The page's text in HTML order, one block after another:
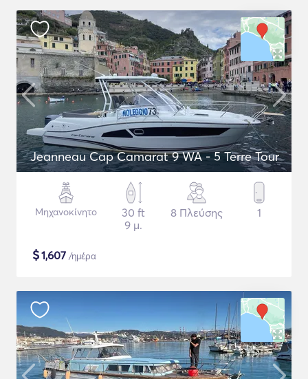
Jeanneau Cap Camarat 9 WA - 5 Terre Tour
Μηχανοκίνητο
30 ft
9 μ.
8 Πλεύσης 1
$1,607 /ημέρα